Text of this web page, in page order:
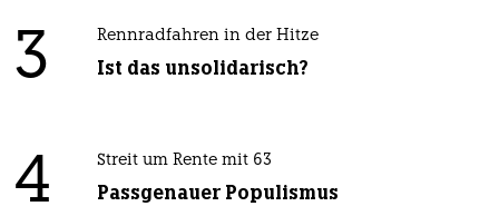
3 Rennradfahren in der Hitze
Ist das unsolidarisch?
4 Streit um Rente mit 63
Passgenauer Populismus